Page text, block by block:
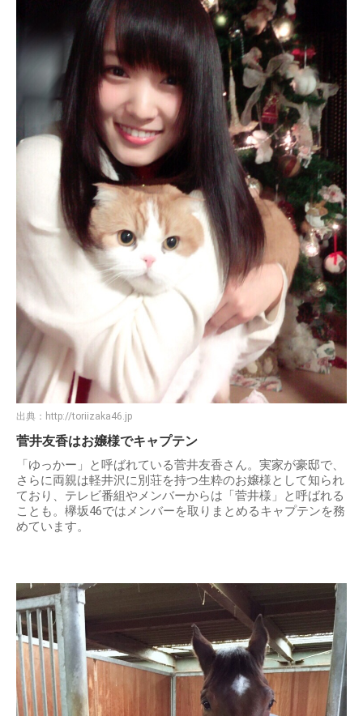
出典： http://toriizaka46.jp
菅井友香はお嬢様でキャプテン
「ゆっかー」と呼ばれている菅井友香さん。実家が豪邸で、
さらに両親は軽井沢に別荘を持つ生粋のお嬢様として知られ
ており、テレビ番組やメンバーからは「菅井様」と呼ばれる
ことも。欅坂46ではメンバーを取りまとめるキャプテンを務
めています。